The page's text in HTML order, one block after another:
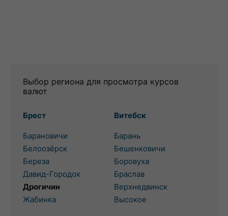
Выбор региона для просмотра курсов
валют
Брест
Барановичи
Белоозёрск
Береза
Давид-Городок
Дрогичин
Жабинка
Витебск
Барань
Бешенковичи
Боровуха
Браслав
Верхнедвинск
Высокое